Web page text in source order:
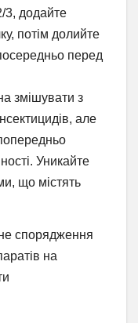
3, додайте
потім долийте
перед
змішувати з
але
Уникайте
що містять
спорядження
на